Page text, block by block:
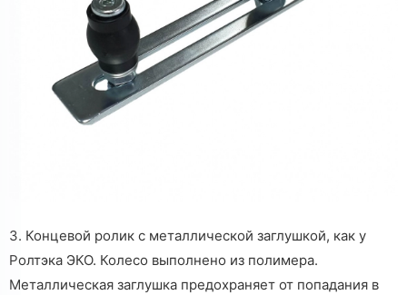
3. Концевой ролик с металлической заглушкой, как у
Ролтэка ЭКО. Колесо выполнено из полимера.
Металлическая заглушка предохраняет от попадания в